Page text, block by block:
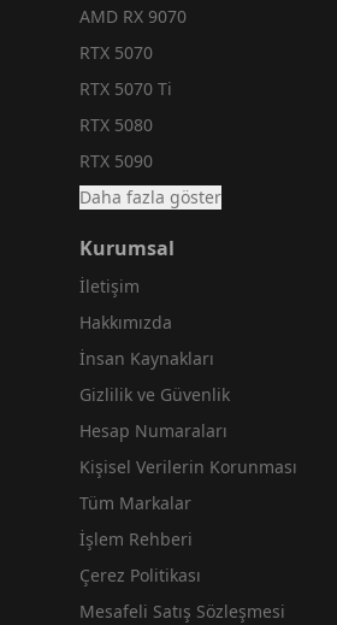
AMD RX 9070
RTX 5070
RTX 5070 Ti
RTX 5080
RTX 5090
Daha fazla göster
Kurumsal
İletişim
Hakkımızda
İnsan Kaynakları
Gizlilik ve Güvenlik
Hesap Numaraları
Kişisel Verilerin Korunması
Tüm Markalar
İşlem Rehberi
Çerez Politikası
Mesafeli Satış Sözleşmesi